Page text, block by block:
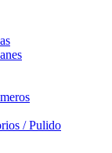
/ Pulido